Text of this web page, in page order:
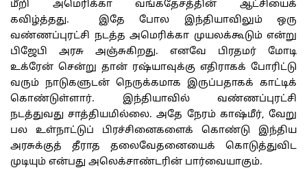
மீறி அமெரிக்கா வங்கதேசத்தின் ஆட்சியைக்
கவிழ்த்தது. இதே போல இந்தியாவிலும் ஒரு
வண்ணப்புரட்சி நடத்த அமெரிக்கா முயலக்கூடும் என்று
பிஜேபி அரசு அஞ்சுகிறது. எனவே பிரதமர் மோடி
உக்ரேன் சென்று தான் ரஷ்யாவுக்கு எதிராகக் போரிட்டு
வரும் நாடுகளுடன் நெருக்கமாக இருப்பதாகக் காட்டிக்
கொண்டுள்ளார். இந்தியாவில் வண்ணப்புரட்சி
நடத்துவது சாத்தியமில்லை. அதே நேரம் காஷ்மீர், வேறு
பல உள்நாட்டுப் பிரச்சினைகளைக் கொண்டு இந்திய
அரசுக்குத் தீராத தலைவேதனையைக் கொடுத்துவிட
முடியும் என்பது அலெக்சாண்டரின் பார்வையாகும்.